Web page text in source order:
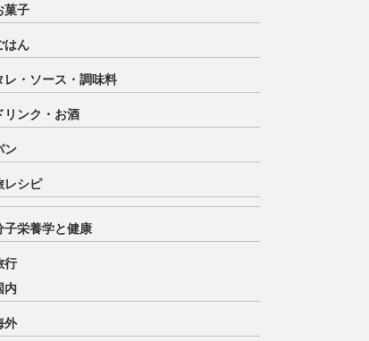
菓子
はん
レ・ソース・調味料
リンク・お酒
ン
レシピ
子栄養学と健康
行
内
外